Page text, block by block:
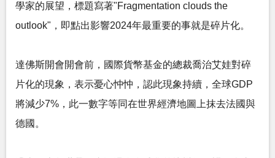
學家的展望，標題寫著"Fragmentation clouds the
outlook"，即點出影響2024年最重要的事就是碎片化。
達佛斯開會開會前，國際貨幣基金的總裁喬治艾娃對碎
片化的現象，表示憂心忡忡，認此現象持續，全球GDP
將減少7%，此一數字等同在世界經濟地圖上抹去法國與
德國。